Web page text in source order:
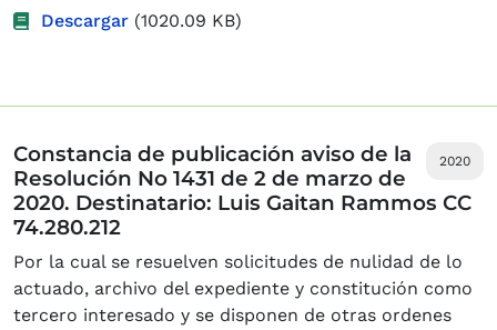
Descargar (1020.09 KB)
2020
Constancia de publicación aviso de la
Resolución No 1431 de 2 de marzo de
2020. Destinatario: Luis Gaitan Rammos CC
74.280.212
Por la cual se resuelven solicitudes de nulidad de lo
actuado, archivo del expediente y constitución como
tercero interesado y se disponen de otras ordenes